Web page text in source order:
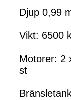
Djup 0,99
Vikt: 6500
Motorer: 2
st